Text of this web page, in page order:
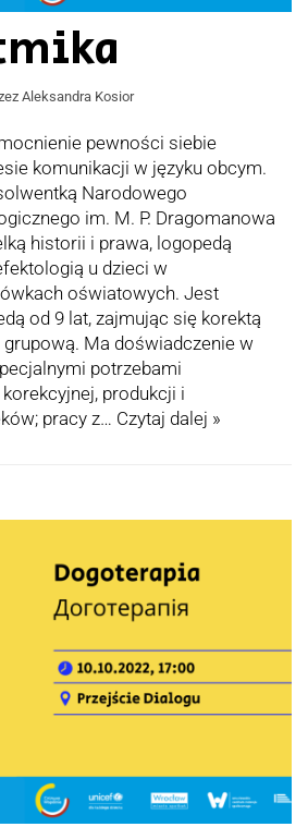
Aleksandra Kosior
pewności siebie
komunikacji w języku obcym.
Narodowego
im. M. P. Dragomanowa
historii i prawa, logopedą
u dzieci w
oświatowych. Jest
od 9 lat, zajmując się korektą
Ma doświadczenie w
potrzebami
produkcji i
pracy z… Czytaj dalej »